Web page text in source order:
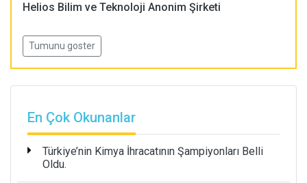
Helios Bilim ve Teknoloji Anonim Şirketi
Tumunu goster
En Çok Okunanlar
Türkiye’nin Kimya İhracatının Şampiyonları Belli
Oldu.